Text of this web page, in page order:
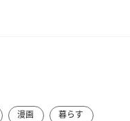
漫画
暮らす